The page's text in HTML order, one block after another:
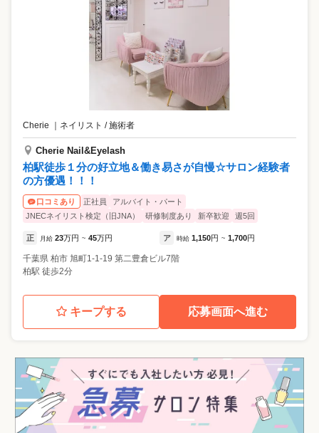
Cherie ネイリスト / 施術者
Cherie Nail&Eyelash
柏駅徒歩１分の好立地＆働き易さが自慢☆サロン経験者
の方優遇！！！
口コミあり 正社員
アルバイト・パート
JNECネイリスト検定（旧JNA）
研修制度あり 新卒歓迎 週5回
正 月給 23万円 ~ 45万円 ア 時給 1,150円 ~ 1,700円
千葉県 柏市 旭町1-1-19 第二豊倉ビル7階
柏駅 徒歩2分
キープする 応募画面へ進む